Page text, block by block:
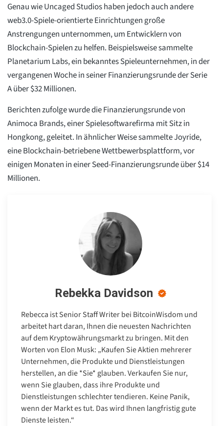
Genau wie Uncaged Studios haben jedoch auch andere
web3.0-Spiele-orientierte Einrichtungen große
Anstrengungen unternommen, um Entwicklern von
Blockchain-Spielen zu helfen. Beispielsweise sammelte
Planetarium Labs, ein bekanntes Spieleunternehmen, in der
vergangenen Woche in seiner Finanzierungsrunde der Serie
A über $32 Millionen.
Berichten zufolge wurde die Finanzierungsrunde von
Animoca Brands, einer Spielesoftwarefirma mit Sitz in
Hongkong, geleitet. In ähnlicher Weise sammelte Joyride,
eine Blockchain-betriebene Wettbewerbsplattform, vor
einigen Monaten in einer Seed-Finanzierungsrunde über $14
Millionen.
Rebekka Davidson
Rebecca ist Senior Staff Writer bei BitcoinWisdom und
arbeitet hart daran, Ihnen die neuesten Nachrichten
auf dem Kryptowährungsmarkt zu bringen. Mit den
Worten von Elon Musk: „Kaufen Sie Aktien mehrerer
Unternehmen, die Produkte und Dienstleistungen
herstellen, an die *Sie* glauben. Verkaufen Sie nur,
wenn Sie glauben, dass ihre Produkte und
Dienstleistungen schlechter tendieren. Keine Panik,
wenn der Markt es tut. Das wird Ihnen langfristig gute
Dienste leisten.“